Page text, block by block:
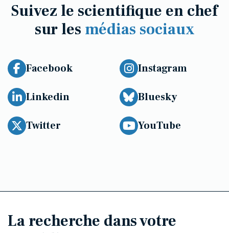
Suivez le scientifique en chef
sur les médias sociaux
Facebook Instagram
Linkedin Bluesky
Twitter YouTube
La recherche dans votre